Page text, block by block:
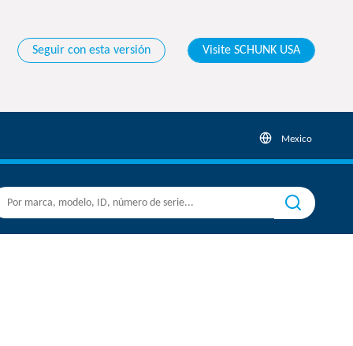
Seguir con esta versión Visite SCHUNK USA
Mexico